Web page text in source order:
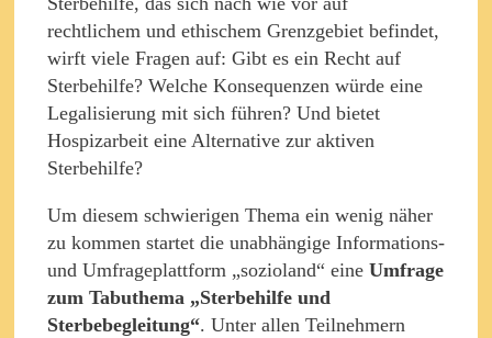
rechtlichem und ethischem Grenzgebiet befindet,
wirft viele Fragen auf: Gibt es ein Recht auf
Sterbehilfe? Welche Konsequenzen würde eine
Legalisierung mit sich führen? Und bietet
Hospizarbeit eine Alternative zur aktiven
Sterbehilfe?
Um diesem schwierigen Thema ein wenig näher
zu kommen startet die unabhängige Informations-
und Umfrageplattform „sozioland“ eine Umfrage
zum Tabuthema „Sterbehilfe und
Sterbebegleitung“. Unter allen Teilnehmern